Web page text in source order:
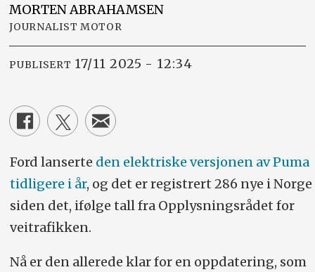
MORTEN ABRAHAMSEN
JOURNALIST MOTOR
PUBLISERT 17/11 2025 - 12:34
Ford lanserte den elektriske versjonen av Puma
tidligere i år, og det er registrert 286 nye i Norge
siden det, ifølge tall fra Opplysningsrådet for
veitrafikken.
Nå er den allerede klar for en oppdatering, som